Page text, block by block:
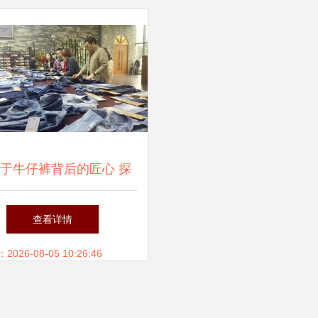
牛仔裤背后的匠心 探
秘服装辅料制造
查看详情
2026-08-05 10:26:46